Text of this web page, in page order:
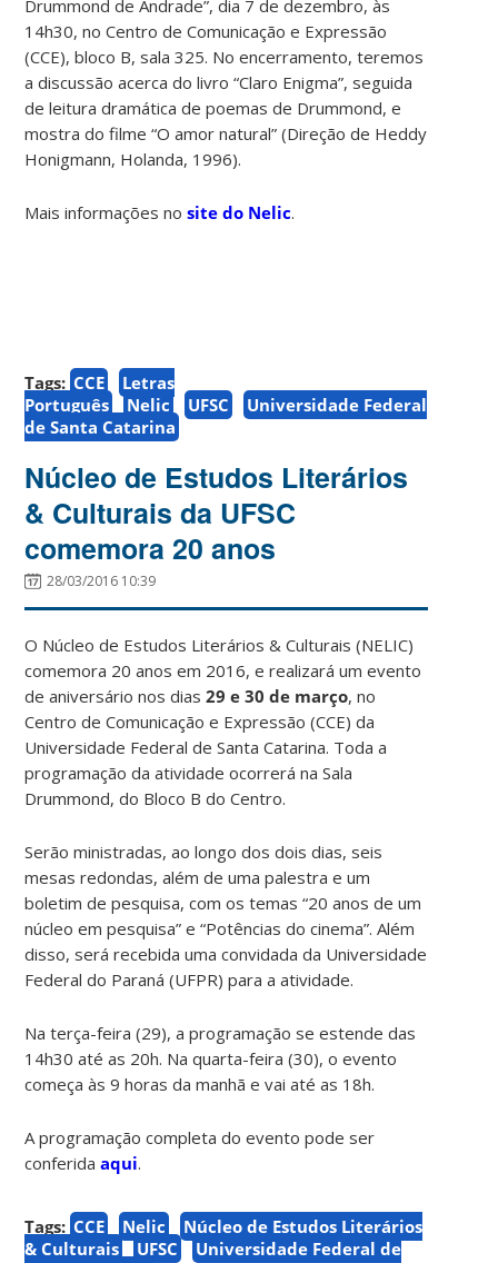
Drummond de Andrade”, dia 7 de dezembro, às
14h30, no Centro de Comunicação e Expressão
(CCE), bloco B, sala 325. No encerramento, teremos
a discussão acerca do livro “Claro Enigma”, seguida
de leitura dramática de poemas de Drummond, e
mostra do filme “O amor natural” (Direção de Heddy
Honigmann, Holanda, 1996).
Mais informações nosite do Nelic.
Tags: CCE
Letras
Português
Nelic UFSC
Universidade Federal
de Santa Catarina
Núcleo de Estudos Literários
& Culturais da UFSC
comemora 20 anos
28/03/2016 10:39
O Núcleo de Estudos Literários & Culturais (NELIC)
comemora 20 anos em 2016, e realizará um evento
de aniversário nos dias29 e 30 de março, no
Centro de Comunicação e Expressão (CCE) da
Universidade Federal de Santa Catarina. Toda a
programação da atividade ocorrerá na Sala
Drummond, do Bloco B do Centro.
Serão ministradas, ao longo dos dois dias, seis
mesas redondas, além de uma palestra e um
boletim de pesquisa, com os temas “20 anos de um
núcleo em pesquisa” e “Potências do cinema”. Além
disso, será recebida uma convidada da Universidade
Federal do Paraná (UFPR) para a atividade.
Na terça-feira (29), a programação se estende das
14h30 até as 20h. Na quarta-feira (30), o evento
começa às 9 horas da manhã e vai até as 18h.
A programação completa do evento pode ser
conferidaaqui.
Tags: CCE Nelic
Núcleo de Estudos Literários
& Culturais
UFSC
Universidade Federal de